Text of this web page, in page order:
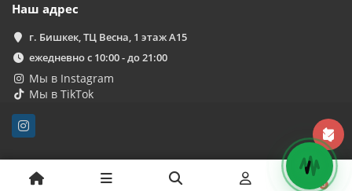
Наш адрес
г. Бишкек, ТЦ Весна, 1 этаж А15
ежедневно с 10:00 - до 21:00
Мы в Instagram
Мы в TikTok
0